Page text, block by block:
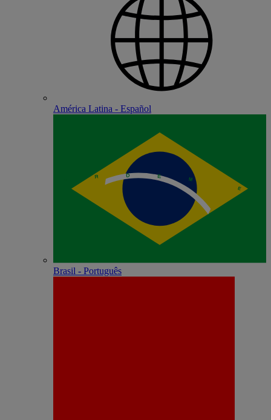
América Latina - Español
Brasil - Português